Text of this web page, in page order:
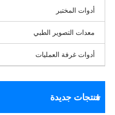
أدوات المختبر
معدات التصوير الطبي
أدوات غرفة العمليات
منتجات جديدة